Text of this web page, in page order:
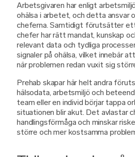
Arbetsgivaren har enligt
ohälsa i arbetet, och detta
cheferna. Samtidigt förutsätter
chefer har rätt mandat, kunskap
relevant data och tydliga
signaler på ohälsa, vilket innebär
när problemen redan vuxit sig
Prehab skapar här helt andra
hälsodata, arbetsmiljö och
team eller en individ börjar tappa
situationen blir akut. Det avlastar
handlingsförmåga och minskar
större och mer kostsamma